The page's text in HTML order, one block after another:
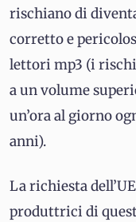
rischiano di
corretto e
lettori mp3 (i
a un volume
un’ora al giorno
anni).
La richiesta
produttrici di